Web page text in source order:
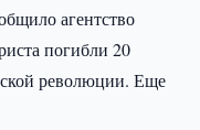
агентство
погибли 20
революции. Еще